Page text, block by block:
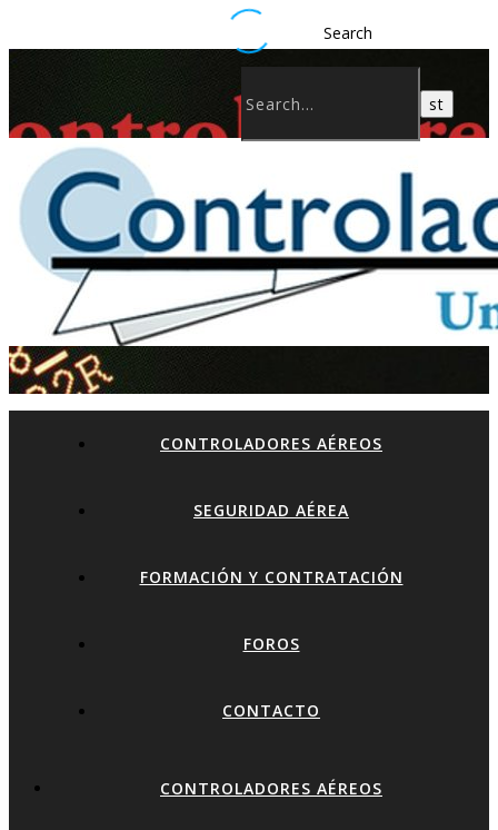
Search
CONTROLADORES AÉREOS
SEGURIDAD AÉREA
FORMACIÓN Y CONTRATACIÓN
FOROS
CONTACTO
CONTROLADORES AÉREOS